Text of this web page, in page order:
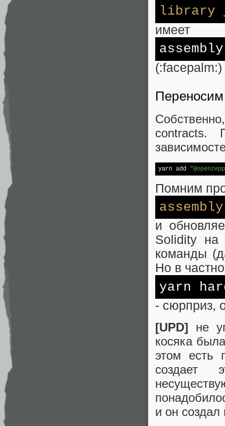
library
имеет
assembly
(:facepalm:)
Переносим
contracts.
yarn add
Помним
assembly
и
Solidity на
команды
Но в
yarn
- сюрприз,
[UPD] не
косяка
этом есть
создает
и он создал